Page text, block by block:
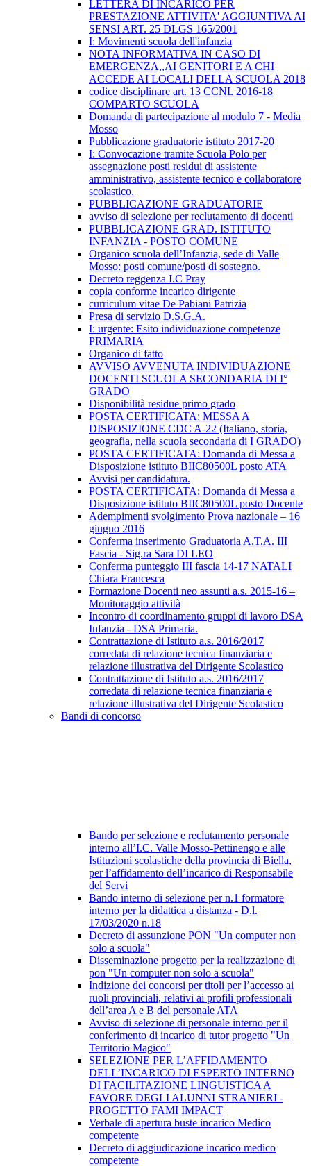
LETTERA DI INCARICO PER
PRESTAZIONE ATTIVITA' AGGIUNTIVA AI
SENSI ART. 25 DLGS 165/2001
I: Movimenti scuola dell'infanzia
NOTA INFORMATIVA IN CASO DI
EMERGENZA,,AI GENITORI E A CHI
ACCEDE AI LOCALI DELLA SCUOLA 2018
codice disciplinare art. 13 CCNL 2016-18
COMPARTO SCUOLA
Domanda di partecipazione al modulo 7 - Media
Mosso
Pubblicazione graduatorie istituto 2017-20
I: Convocazione tramite Scuola Polo per
assegnazione posti residui di assistente
amministrativo, assistente tecnico e collaboratore
scolastico.
PUBBLICAZIONE GRADUATORIE
avviso di selezione per reclutamento di docenti
PUBBLICAZIONE GRAD. ISTITUTO
INFANZIA - POSTO COMUNE
Organico scuola dell’Infanzia, sede di Valle
Mosso: posti comune/posti di sostegno.
Decreto reggenza I.C Pray
copia conforme incarico dirigente
curriculum vitae De Pabiani Patrizia
Presa di servizio D.S.G.A.
I: urgente: Esito individuazione competenze
PRIMARIA
Organico di fatto
AVVISO AVVENUTA INDIVIDUAZIONE
DOCENTI SCUOLA SECONDARIA DI I°
GRADO
Disponibilità residue primo grado
POSTA CERTIFICATA: MESSA A
DISPOSIZIONE CDC A-22 (Italiano, storia,
geografia, nella scuola secondaria di I GRADO)
POSTA CERTIFICATA: Domanda di Messa a
Disposizione istituto BIIC80500L posto ATA
Avvisi per candidatura.
POSTA CERTIFICATA: Domanda di Messa a
Disposizione istituto BIIC80500L posto Docente
Adempimenti svolgimento Prova nazionale – 16
giugno 2016
Conferma inserimento Graduatoria A.T.A. III
Fascia - Sig.ra Sara DI LEO
Conferma punteggio III fascia 14-17 NATALI
Chiara Francesca
Formazione Docenti neo assunti a.s. 2015-16 –
Monitoraggio attività
Incontro di coordinamento gruppi di lavoro DSA
Infanzia - DSA Primaria.
Contrattazione di Istituto a.s. 2016/2017
corredata di relazione tecnica finanziaria e
relazione illustrativa del Dirigente Scolastico
Contrattazione di Istituto a.s. 2016/2017
corredata di relazione tecnica finanziaria e
relazione illustrativa del Dirigente Scolastico
Bandi di concorso
Bando per selezione e reclutamento personale
interno all’I.C. Valle Mosso-Pettinengo e alle
Istituzioni scolastiche della provincia di Biella,
per l’affidamento dell’incarico di Responsabile
del Servi
Bando interno di selezione per n.1 formatore
interno per la didattica a distanza - D.l.
17/03/2020 n.18
Decreto di assunzione PON "Un computer non
solo a scuola"
Disseminazione progetto per la realizzazione di
pon "Un computer non solo a scuola"
Indizione dei concorsi per titoli per l’accesso ai
ruoli provinciali, relativi ai profili professionali
dell’area A e B del personale ATA
Avviso di selezione di personale interno per il
conferimento di incarico di tutor progetto "Un
Territorio Magico"
SELEZIONE PER L’AFFIDAMENTO
DELL’INCARICO DI ESPERTO INTERNO
DI FACILITAZIONE LINGUISTICA A
FAVORE DEGLI ALUNNI STRANIERI -
PROGETTO FAMI IMPACT
Verbale di apertura buste incarico Medico
competente
Decreto di aggiudicazione incarico medico
competente